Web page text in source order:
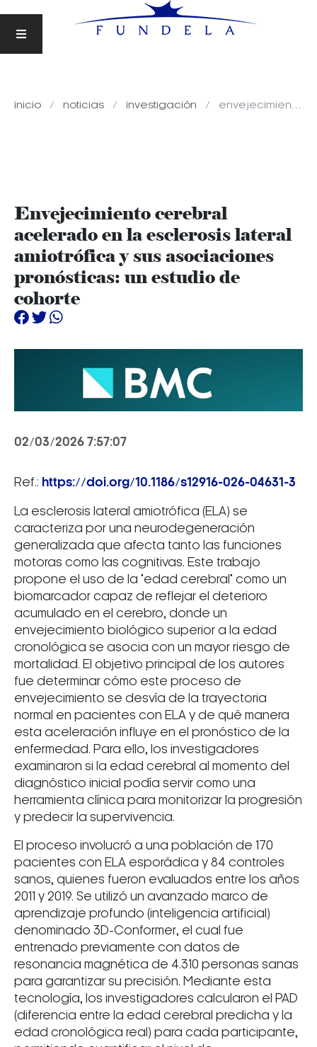
inicio noticias investigación envejecimiento cerebral acelerado en la esclerosis lateral amiotrófica y sus asociaciones pronósticas: un estudio de cohorte
Envejecimiento cerebral
acelerado en la esclerosis lateral
amiotrófica y sus asociaciones
pronósticas: un estudio de
cohorte
02/03/2026 7:57:07
Ref.: https://doi.org/10.1186/s12916-026-04631-3
La esclerosis lateral amiotrófica (ELA) se
caracteriza por una neurodegeneración
generalizada que afecta tanto las funciones
motoras como las cognitivas. Este trabajo
propone el uso de la "edad cerebral" como un
biomarcador capaz de reflejar el deterioro
acumulado en el cerebro, donde un
envejecimiento biológico superior a la edad
cronológica se asocia con un mayor riesgo de
mortalidad. El objetivo principal de los autores
fue determinar cómo este proceso de
envejecimiento se desvía de la trayectoria
normal en pacientes con ELA y de qué manera
esta aceleración influye en el pronóstico de la
enfermedad. Para ello, los investigadores
examinaron si la edad cerebral al momento del
diagnóstico inicial podía servir como una
herramienta clínica para monitorizar la progresión
y predecir la supervivencia.
El proceso involucró a una población de 170
pacientes con ELA esporádica y 84 controles
sanos, quienes fueron evaluados entre los años
2011 y 2019. Se utilizó un avanzado marco de
aprendizaje profundo (inteligencia artificial)
denominado 3D-Conformer, el cual fue
entrenado previamente con datos de
resonancia magnética de 4.310 personas sanas
para garantizar su precisión. Mediante esta
tecnología, los investigadores calcularon el PAD
(diferencia entre la edad cerebral predicha y la
edad cronológica real) para cada participante,